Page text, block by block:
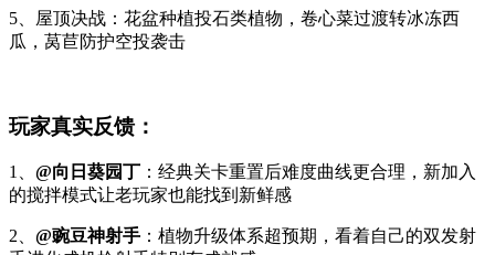
5、屋顶决战：花盆种植投石类植物，卷心菜过渡转冰冻西
瓜，莴苣防护空投袭击
玩家真实反馈：
1、 @向日葵园丁 ：经典关卡重置后难度曲线更合理，新加入
的搅拌模式让老玩家也能找到新鲜感
2、 @豌豆神射手 ：植物升级体系超预期，看着自己的双发射